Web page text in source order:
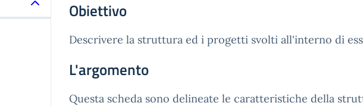
Obiettivo
Descrivere la struttura ed i progetti svolti all'interno di
L'argomento
Questa scheda sono delineate le caratteristiche della